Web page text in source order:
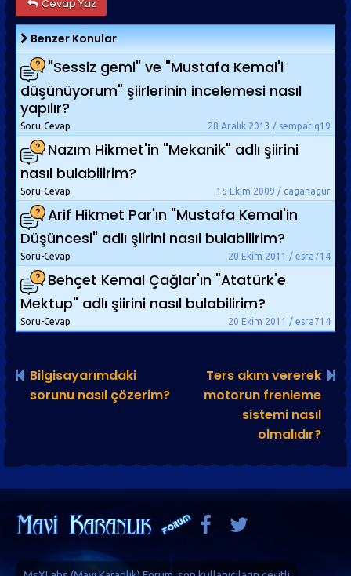
Cevap Yaz
Benzer Konular
"Sessiz gemi" ve "Mustafa Kemal'i
düşünüyorum" şiirlerinin incelemesi nasıl
yapılır?
28 Aralık 2013 / sempatiq19
Soru-Cevap
Nazım Hikmet'in "Mekanik" adlı şiirini
nasıl bulabilirim?
15 Ekim 2009 / caganagur
Soru-Cevap
Arif Hikmet Par'ın "Mustafa Kemal'in
Düşüncesi" adlı şiirini nasıl bulabilirim?
20 Ekim 2011 / esra714
Soru-Cevap
Behçet Kemal Çağlar'ın "Atatürk'e
Mektup" adlı şiirini nasıl bulabilirim?
20 Ekim 2011 / esra714
Soru-Cevap
Bilgisayarımdaki
sorunu nasıl çözerim?
Ters akım vererek
motorun frenleme
sistemi nasıl
olmalıdır?